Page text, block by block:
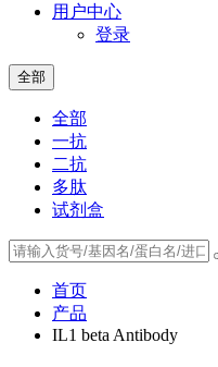
用户中心
登录
全部
全部
一抗
二抗
多肽
试剂盒
首页
产品
IL1 beta Antibody